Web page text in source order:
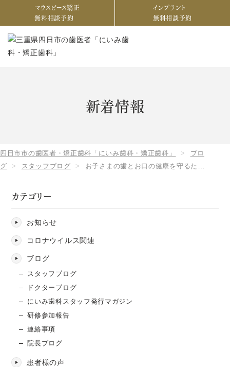
マウスピース矯正
無料相談予約
インプラント
無料相談予約
新着情報
四日市市の歯医者・矯正歯科「にいみ歯科・矯正歯科」
ブロ
グ
スタッフブログ
お子さまの歯とお口の健康を守るため
カテゴリー
お知らせ
コロナウイルス関連
ブログ
スタッフブログ
ドクターブログ
にいみ歯科スタッフ発行マガジン
研修参加報告
連絡事項
院長ブログ
患者様の声